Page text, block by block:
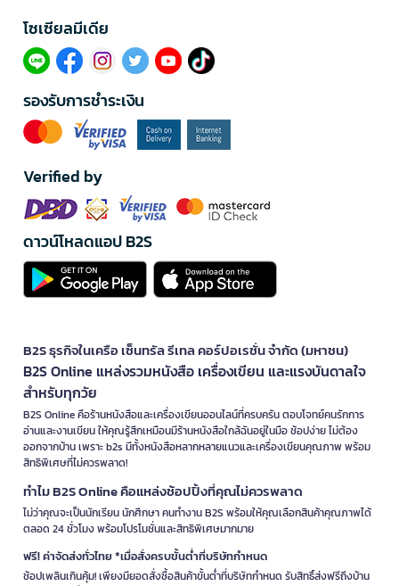
โซเซียลมีเดีย​
รองรับการชำระเงิน
Verified by
ดาวน์โหลดแอป B2S
B2S ธุรกิจในเครือ เซ็นทรัล รีเทล คอร์ปอเรชั่น จำกัด (มหาชน)
B2S Online แหล่งรวมหนังสือ เครื่องเขียน และแรงบันดาลใจ
สำหรับทุกวัย
B2S Online คือร้านหนังสือและเครื่องเขียนออนไลน์ที่ครบครัน ตอบโจทย์คนรักการ
อ่านและงานเขียน ให้คุณรู้สึกเหมือนมีร้านหนังสือใกล้ฉันอยู่ในมือ ช้อปง่าย ไม่ต้อง
ออกจากบ้าน เพราะ b2s มีทั้งหนังสือหลากหลายแนวและเครื่องเขียนคุณภาพ พร้อม
สิทธิพิเศษที่ไม่ควรพลาด!
ทำไม B2S Online คือแหล่งช้อปปิ้งที่คุณไม่ควรพลาด
ไม่ว่าคุณจะเป็นนักเรียน นักศึกษา คนทำงาน B2S พร้อมให้คุณเลือกสินค้าคุณภาพได้
ตลอด 24 ชั่วโมง พร้อมโปรโมชั่นและสิทธิพิเศษมากมาย
ฟรี! ค่าจัดส่งทั่วไทย *เมื่อสั่งครบขั้นต่ำที่บริษัทกำหนด
ช้อปเพลินเกินคุ้ม! เพียงมียอดสั่งซื้อสินค้าขั้นต่ำที่บริษัทกำหนด รับสิทธิ์ส่งฟรีถึงบ้าน